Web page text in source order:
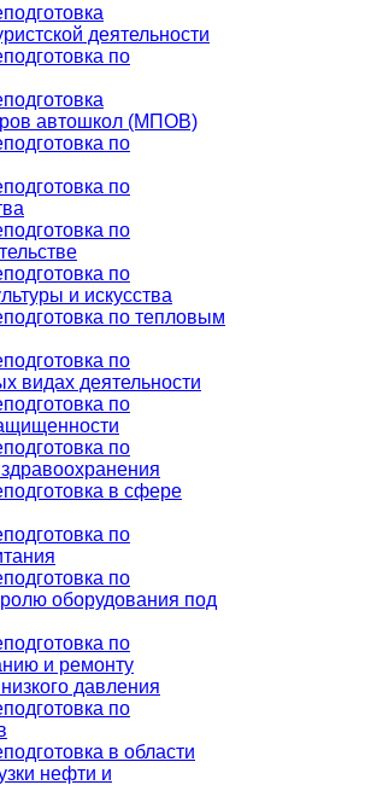
деятельности
по
автошкол (МПОВ)
по
по
по
по
и искусства
по тепловым
по
видах деятельности
по
по
в сфере
по
по
оборудования под
по
и ремонту
давления
по
в области
нефти и